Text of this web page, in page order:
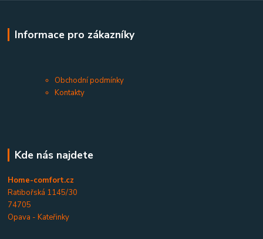
Informace pro zákazníky
Obchodní podmínky
Kontakty
Kde nás najdete
Home-comfort.cz
Ratibořská 1145/30
74705
Opava - Kateřinky